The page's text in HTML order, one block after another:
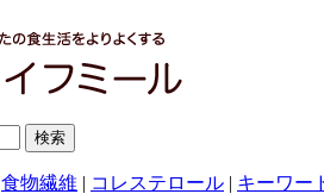
食物繊維 | コレステロール | キーワー